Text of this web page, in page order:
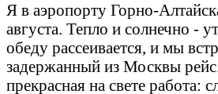
Я в аэропорту Горно-
августа. Тепло и солнечно -
обеду рассеивается, и мы
задержанный из Москвы
прекрасная на свете работа: